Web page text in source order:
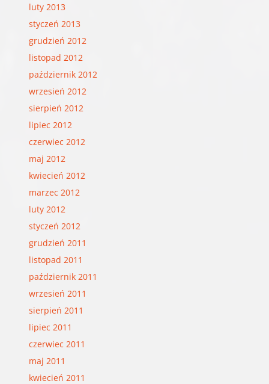
luty 2013
styczeń 2013
grudzień 2012
listopad 2012
październik 2012
wrzesień 2012
sierpień 2012
lipiec 2012
czerwiec 2012
maj 2012
kwiecień 2012
marzec 2012
luty 2012
styczeń 2012
grudzień 2011
listopad 2011
październik 2011
wrzesień 2011
sierpień 2011
lipiec 2011
czerwiec 2011
maj 2011
kwiecień 2011